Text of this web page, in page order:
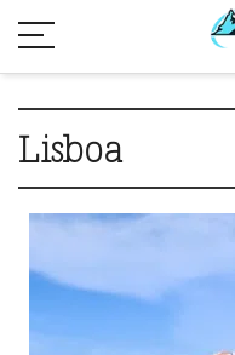
Lisboa